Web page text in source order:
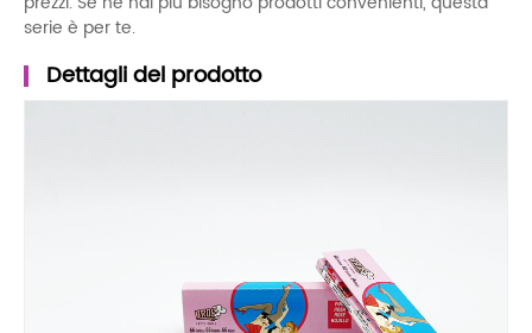
serie è per te.
Dettagli del prodotto